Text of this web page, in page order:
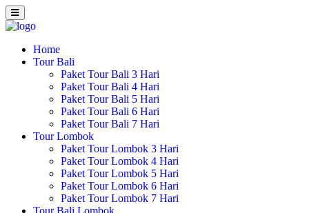
Home
Tour Bali
Paket Tour Bali 3 Hari
Paket Tour Bali 4 Hari
Paket Tour Bali 5 Hari
Paket Tour Bali 6 Hari
Paket Tour Bali 7 Hari
Tour Lombok
Paket Tour Lombok 3 Hari
Paket Tour Lombok 4 Hari
Paket Tour Lombok 5 Hari
Paket Tour Lombok 6 Hari
Paket Tour Lombok 7 Hari
Tour Bali Lombok